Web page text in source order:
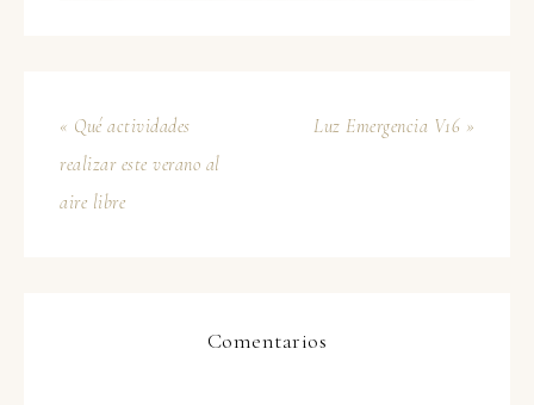
« Qué actividades
realizar este verano al
aire libre
Luz Emergencia V16 »
Comentarios